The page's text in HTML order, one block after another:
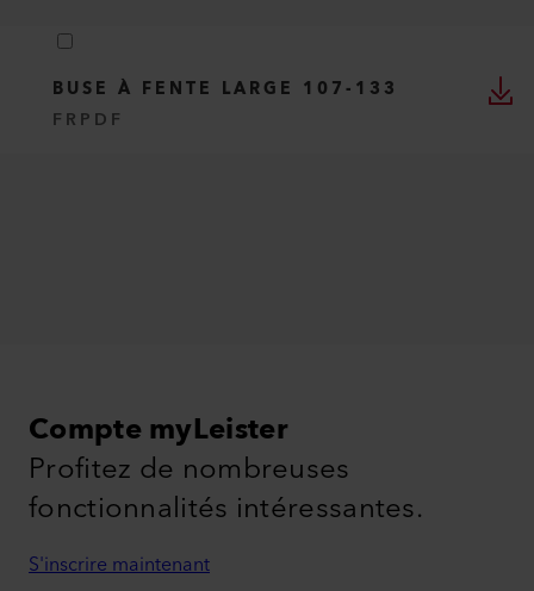
BUSE À FENTE LARGE 107-133
FR PDF
Compte myLeister
Profitez de nombreuses
fonctionnalités intéressantes.
S'inscrire maintenant